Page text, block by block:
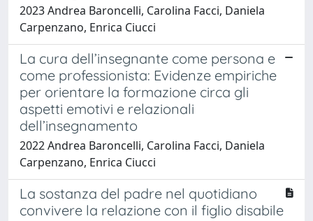
2023 Andrea Baroncelli, Carolina Facci, Daniela
Carpenzano, Enrica Ciucci
La cura dell’insegnante come persona e
come professionista: Evidenze empiriche
per orientare la formazione circa gli
aspetti emotivi e relazionali
dell’insegnamento
2022 Andrea Baroncelli, Carolina Facci, Daniela
Carpenzano, Enrica Ciucci
La sostanza del padre nel quotidiano
convivere la relazione con il figlio disabile